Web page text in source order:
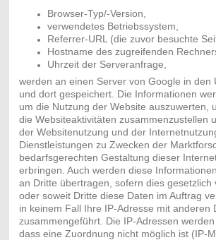
Browser-Typ/-Version,
verwendetes Betriebssystem,
Referrer-URL (die zuvor besuchte
Hostname des zugreifenden
Uhrzeit der Serveranfrage,
werden an einen Server von Google in den
und dort gespeichert. Die Informationen
um die Nutzung der Website auszuwerten,
die Websiteaktivitäten zusammenzustellen
der Websitenutzung und der
Dienstleistungen zu Zwecken der
bedarfsgerechten Gestaltung dieser
erbringen. Auch werden diese
an Dritte übertragen, sofern dies gesetzlich
oder soweit Dritte diese Daten im Auftrag
in keinem Fall Ihre IP-Adresse mit anderen
zusammengeführt. Die IP-Adressen
dass eine Zuordnung nicht möglich ist (IP-